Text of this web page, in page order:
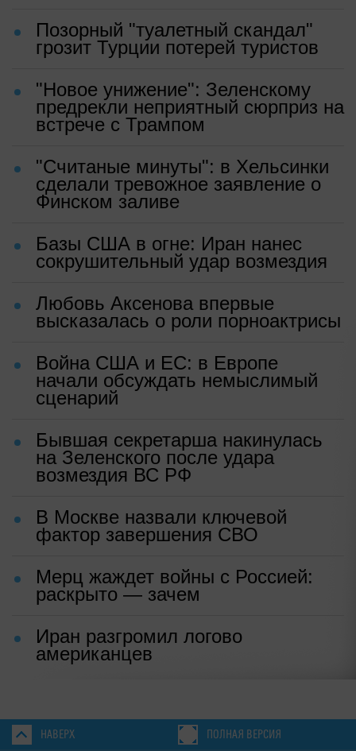
Позорный "туалетный скандал"
грозит Турции потерей туристов
"Новое унижение": Зеленскому
предрекли неприятный сюрприз на
встрече с Трампом
"Считаные минуты": в Хельсинки
сделали тревожное заявление о
Финском заливе
Базы США в огне: Иран нанес
сокрушительный удар возмездия
Любовь Аксенова впервые
высказалась о роли порноактрисы
Война США и ЕС: в Европе
начали обсуждать немыслимый
сценарий
Бывшая секретарша накинулась
на Зеленского после удара
возмездия ВС РФ
В Москве назвали ключевой
фактор завершения СВО
Мерц жаждет войны с Россией:
раскрыто — зачем
Иран разгромил логово
американцев
НАВЕРХ ПОЛНАЯ ВЕРСИЯ